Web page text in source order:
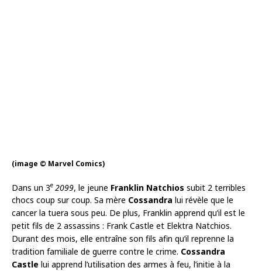
(image © Marvel Comics)
Dans un 3e 2099, le jeune Franklin Natchios subit 2 terribles
chocs coup sur coup. Sa mère Cossandra lui révèle que le
cancer la tuera sous peu. De plus, Franklin apprend qu’il est le
petit fils de 2 assassins : Frank Castle et Elektra Natchios.
Durant des mois, elle entraîne son fils afin qu’il reprenne la
tradition familiale de guerre contre le crime. Cossandra
Castle lui apprend l’utilisation des armes à feu, l’initie à la